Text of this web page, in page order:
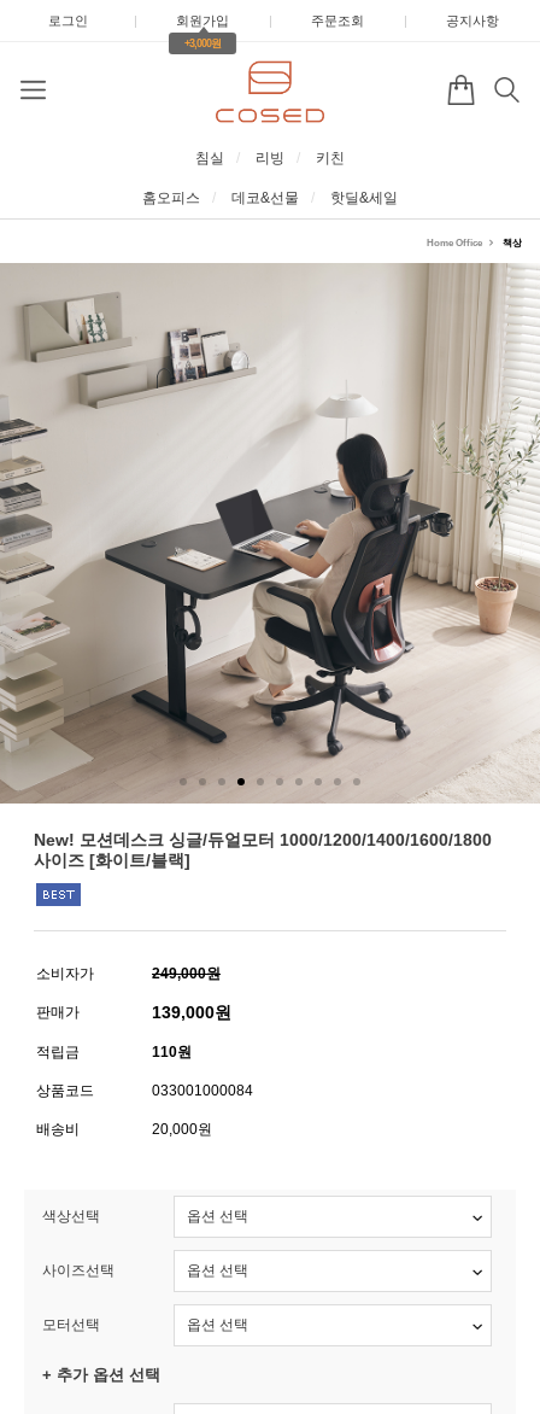
로그인 | 회원가입 |
+3,000원
주문조회 | 공지사항
침실 리빙 키친
홈오피스 데코&선물 핫딜&세일
Home Office 책상
New! 모션데스크 싱글/듀얼모터 1000/1200/1400/1600/1800
사이즈 [화이트/블랙]
소비자가 249,000원
판매가 139,000원
적립금 110원
상품코드 033001000084
배송비 20,000원
색상선택
사이즈선택
모터선택
+ 추가 옵션 선택